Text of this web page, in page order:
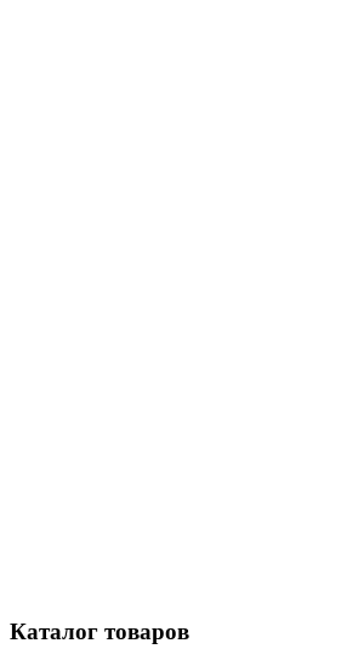
Каталог товаров